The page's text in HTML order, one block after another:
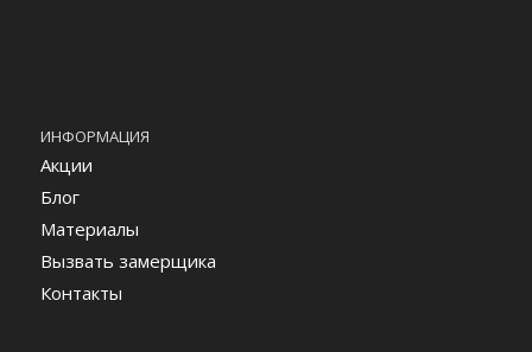
ИНФОРМАЦИЯ
Акции
Блог
Материалы
Вызвать замерщика
Контакты